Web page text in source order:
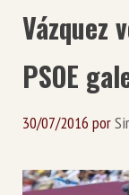
Vázquez
PSOE
30/07/2016 por